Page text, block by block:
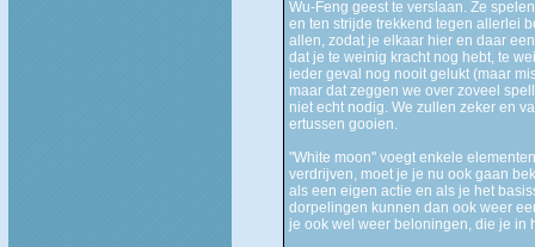
Wu-Feng geest te verslaan. Ze
en ten strijde trekkend tegen allerlei
allen, zodat je elkaar hier en daar
dat je te weinig kracht nog hebt, te
ieder geval nog nooit gelukt (maar
maar dat zeggen we over zoveel
niet echt nodig. We zullen zeker en
ertussen gooien.
"White moon" voegt enkele
verdrijven, moet je je nu ook gaan
als een eigen actie en als je het
dorpelingen kunnen dan ook weer
je ook wel weer beloningen, die je in